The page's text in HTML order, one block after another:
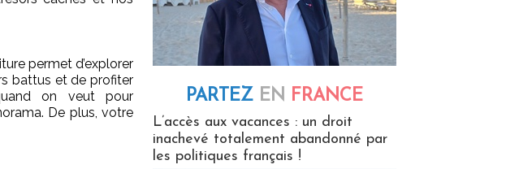
permet d’explorer
battus et de profiter
on veut pour
De plus, votre
PARTEZ EN FRANCE
L’accès aux vacances : un droit
inachevé totalement abandonné par
les politiques français !